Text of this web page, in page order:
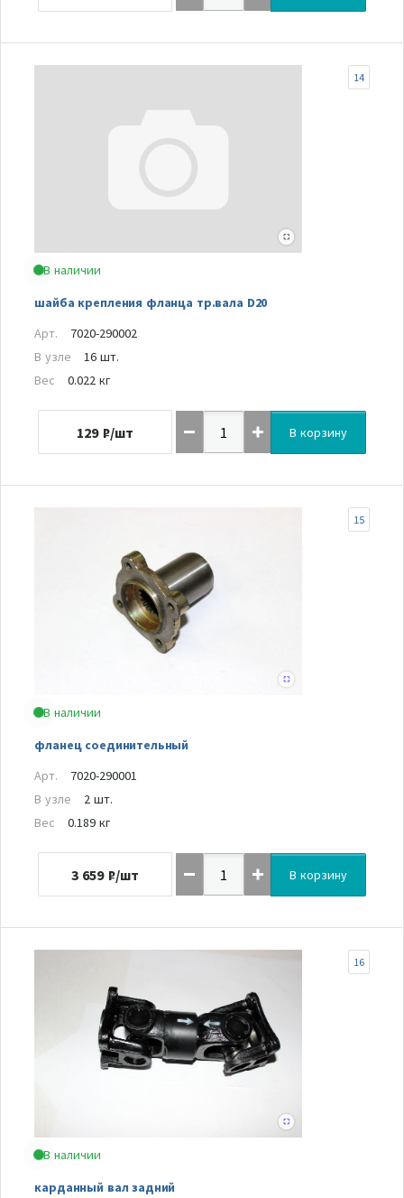
В наличии
шайба крепления фланца тр.вала D20
14
Арт.
7020-290002
В узле
16 шт.
Вес
0.022 кг
129 ₽/шт В корзину
В наличии
фланец соединительный
15
Арт.
7020-290001
В узле
2 шт.
Вес
0.189 кг
3 659 ₽/шт В корзину
В наличии
карданный вал задний
16